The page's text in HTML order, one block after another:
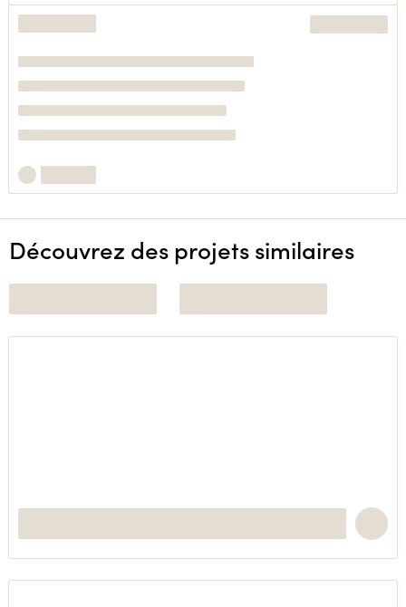
Découvrez des projets similaires